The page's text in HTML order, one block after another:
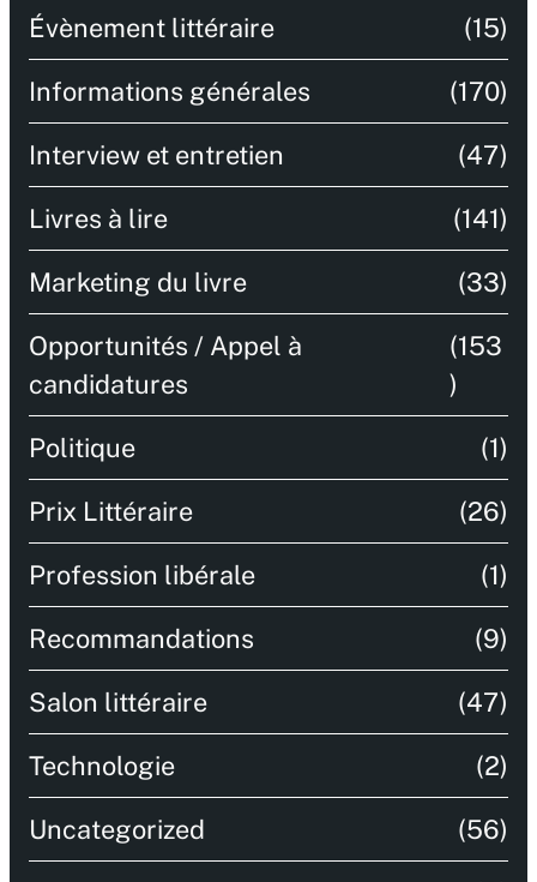
Évènement littéraire (15)
Informations générales (170)
Interview et entretien (47)
Livres à lire (141)
Marketing du livre (33)
Opportunités / Appel à
candidatures
(153
)
Politique (1)
Prix Littéraire (26)
Profession libérale (1)
Recommandations (9)
Salon littéraire (47)
Technologie (2)
Uncategorized (56)